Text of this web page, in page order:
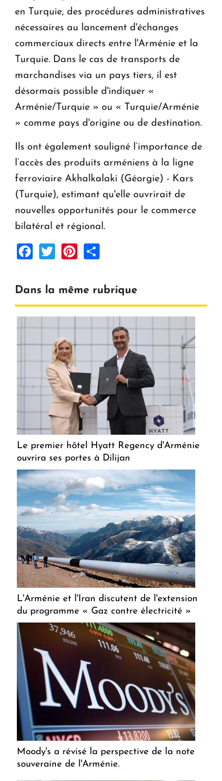
en Turquie, des procédures administratives
nécessaires au lancement d'échanges
commerciaux directs entre l'Arménie et la
Turquie. Dans le cas de transports de
marchandises via un pays tiers, il est
désormais possible d'indiquer «
Arménie/Turquie » ou « Turquie/Arménie
» comme pays d'origine ou de destination.
Ils ont également souligné l’importance de
l’accès des produits arméniens à la ligne
ferroviaire Akhalkalaki (Géorgie) - Kars
(Turquie), estimant qu'elle ouvrirait de
nouvelles opportunités pour le commerce
bilatéral et régional.
Facebook
TwitterPinterest
Dans la même rubrique
Le premier hôtel Hyatt Regency d'Arménie
ouvrira ses portes à Dilijan
L'Arménie et l'Iran discutent de l'extension
du programme « Gaz contre électricité »
Moody's a révisé la perspective de la note
souveraine de l'Arménie.